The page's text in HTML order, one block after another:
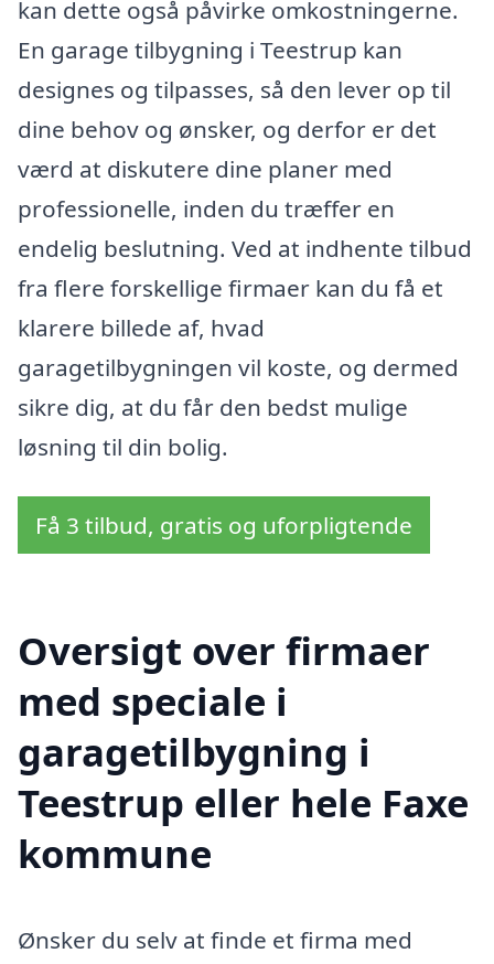
kan dette også påvirke omkostningerne.
En garage tilbygning i Teestrup kan
designes og tilpasses, så den lever op til
dine behov og ønsker, og derfor er det
værd at diskutere dine planer med
professionelle, inden du træffer en
endelig beslutning. Ved at indhente tilbud
fra flere forskellige firmaer kan du få et
klarere billede af, hvad
garagetilbygningen vil koste, og dermed
sikre dig, at du får den bedst mulige
løsning til din bolig.
Få 3 tilbud, gratis og uforpligtende
Oversigt over firmaer
med speciale i
garagetilbygning i
Teestrup eller hele Faxe
kommune
Ønsker du selv at finde et firma med